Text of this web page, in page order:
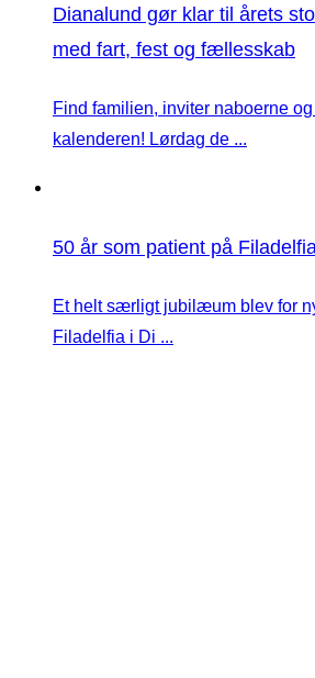
Dianalund gør klar til årets
med fart, fest og fællesskab
Find familien, inviter naboerne
kalenderen! Lørdag de ...
50 år som patient på
Et helt særligt jubilæum blev for
Filadelfia i Di ...